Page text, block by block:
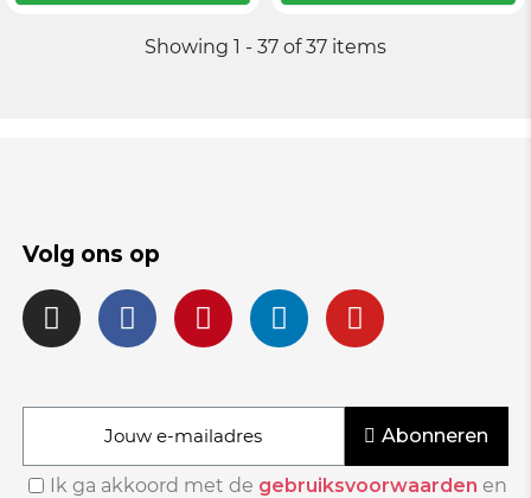
Showing 1 - 37 of 37 items
Volg ons op
Abonneren
Ik ga akkoord met de gebruiksvoorwaarden en